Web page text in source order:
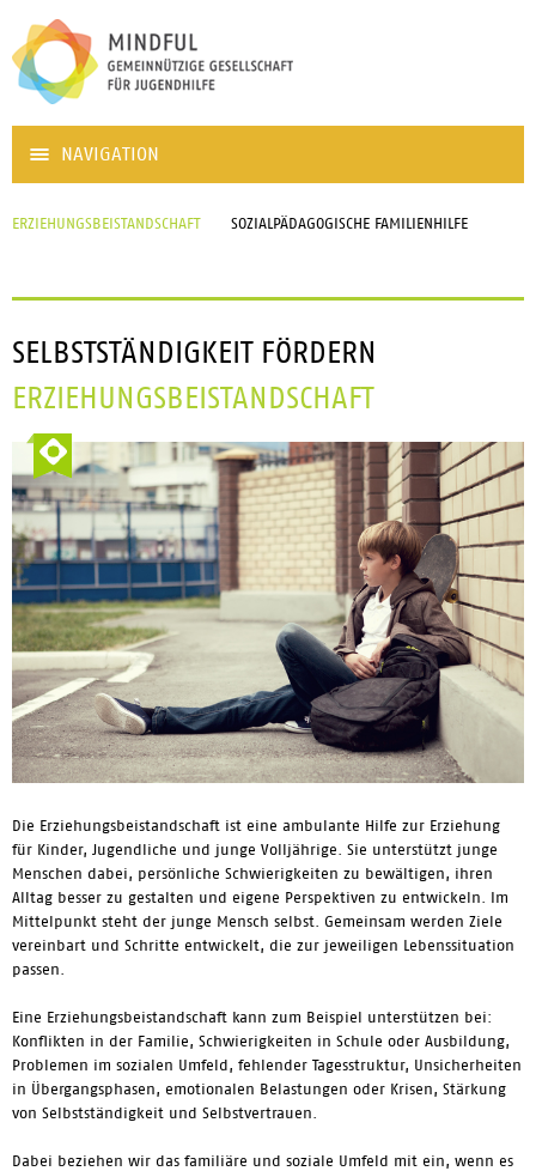
NAVIGATION
ERZIEHUNGSBEISTANDSCHAFT SOZIALPÄDAGOGISCHE FAMILIENHILFE
SELBSTSTÄNDIGKEIT FÖRDERN
ERZIEHUNGSBEISTANDSCHAFT
Die Erziehungsbeistandschaft ist eine ambulante Hilfe zur Erziehung
für Kinder, Jugendliche und junge Volljährige. Sie unterstützt junge
Menschen dabei, persönliche Schwierigkeiten zu bewältigen, ihren
Alltag besser zu gestalten und eigene Perspektiven zu entwickeln. Im
Mittelpunkt steht der junge Mensch selbst. Gemeinsam werden Ziele
vereinbart und Schritte entwickelt, die zur jeweiligen Lebenssituation
passen.
Eine Erziehungsbeistandschaft kann zum Beispiel unterstützen bei:
Konflikten in der Familie, Schwierigkeiten in Schule oder Ausbildung,
Problemen im sozialen Umfeld, fehlender Tagesstruktur, Unsicherheiten
in Übergangsphasen, emotionalen Belastungen oder Krisen, Stärkung
von Selbstständigkeit und Selbstvertrauen.
Dabei beziehen wir das familiäre und soziale Umfeld mit ein, wenn es